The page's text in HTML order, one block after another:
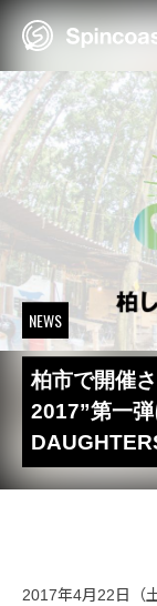
Skip
NEWS
柏市で開催
2017”第一
2017年4月22日（